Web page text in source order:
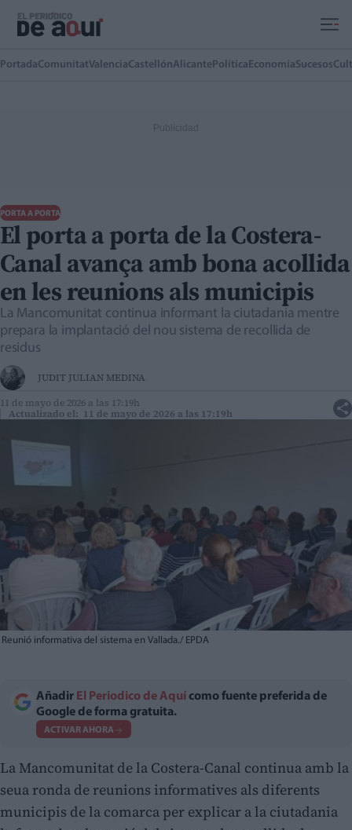
PortadaComunitatValenciaCastellónAlicante Política EconomíaSucesos
PORTA A PORTA
El porta a porta de la Costera-
Canal avança amb bona acollida
en les reunions als municipis
La Mancomunitat continua informant la ciutadania mentre
prepara la implantació del nou sistema de recollida de
residus
JUDIT JULIAN MEDINA
11 de mayo de 2026 a las 17:19h
Actualizado el: 11 de mayo de 2026 a las 17:19h
Reunió informativa del sistema en Vallada./ EPDA
Añadir El Periodico de Aquí como fuente preferida de
Google de forma gratuita.
ACTIVAR AHORA
La Mancomunitat de la Costera-Canal continua amb la
seua ronda de reunions informatives als diferents
municipis de la comarca per explicar a la ciutadania